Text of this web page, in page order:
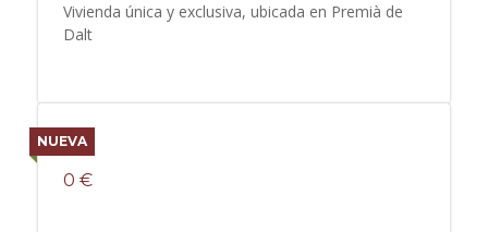
Vivienda única y exclusiva, ubicada en Premià de
Dalt
NUEVA
0 €